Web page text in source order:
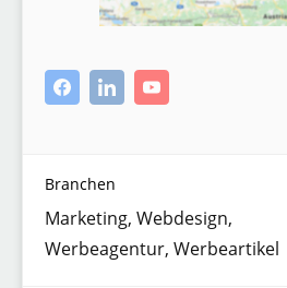
Branchen
Marketing, Webdesign,
Werbeagentur, Werbeartikel